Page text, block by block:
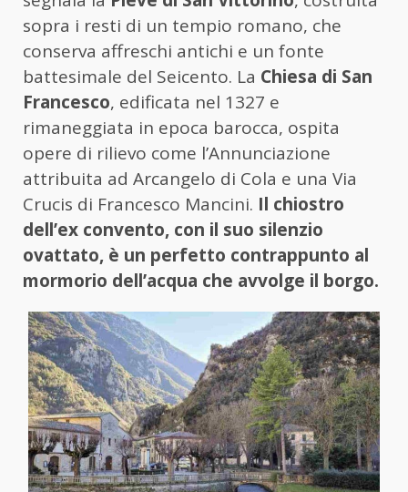
sopra i resti di un tempio romano, che
conserva affreschi antichi e un fonte
battesimale del Seicento. La Chiesa di San
Francesco, edificata nel 1327 e
rimaneggiata in epoca barocca, ospita
opere di rilievo come l’Annunciazione
attribuita ad Arcangelo di Cola e una Via
Crucis di Francesco Mancini. Il chiostro
dell’ex convento, con il suo silenzio
ovattato, è un perfetto contrappunto al
mormorio dell’acqua che avvolge il borgo.